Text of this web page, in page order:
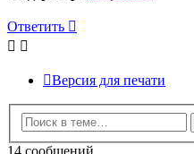
Ответить
Ответить
Версия для печати
14 сообщений